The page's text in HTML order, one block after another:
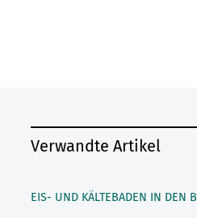
Verwandte Artikel
EIS- UND KÄLTEBADEN IN DEN